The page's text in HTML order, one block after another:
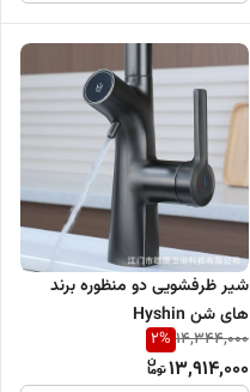
شیر ظرفشویی دو منظوره برند
های شن Hyshin
14,344,000
2%
13,914,000